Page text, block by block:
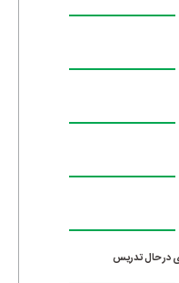
در حال تدریس